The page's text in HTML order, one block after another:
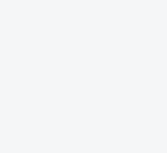
Crédit Agricole IDF : un
flamboyant, record
Le Crédit Agricole IDF a réalisé